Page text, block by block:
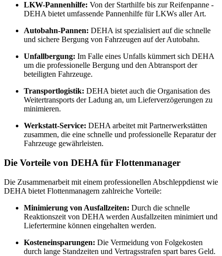
LKW-Pannenhilfe: Von der Starthilfe bis zur Reifenpanne -
DEHA bietet umfassende Pannenhilfe für LKWs aller Art.
Autobahn-Pannen: DEHA ist spezialisiert auf die schnelle
und sichere Bergung von Fahrzeugen auf der Autobahn.
Unfallbergung: Im Falle eines Unfalls kümmert sich DEHA
um die professionelle Bergung und den Abtransport der
beteiligten Fahrzeuge.
Transportlogistik: DEHA bietet auch die Organisation des
Weitertransports der Ladung an, um Lieferverzögerungen zu
minimieren.
Werkstatt-Service: DEHA arbeitet mit Partnerwerkstätten
zusammen, die eine schnelle und professionelle Reparatur der
Fahrzeuge gewährleisten.
Die Vorteile von DEHA für Flottenmanager
Die Zusammenarbeit mit einem professionellen Abschleppdienst wie
DEHA bietet Flottenmanagern zahlreiche Vorteile:
Minimierung von Ausfallzeiten: Durch die schnelle
Reaktionszeit von DEHA werden Ausfallzeiten minimiert und
Liefertermine können eingehalten werden.
Kosteneinsparungen: Die Vermeidung von Folgekosten
durch lange Standzeiten und Vertragsstrafen spart bares Geld.